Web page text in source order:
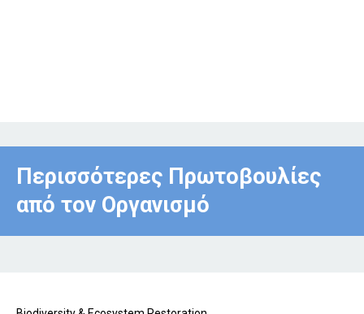
Περισσότερες Πρωτοβουλίες
από τον Οργανισμό